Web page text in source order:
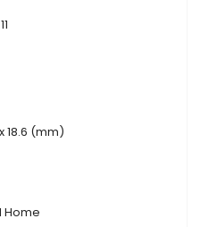
18.6 (mm)
Home